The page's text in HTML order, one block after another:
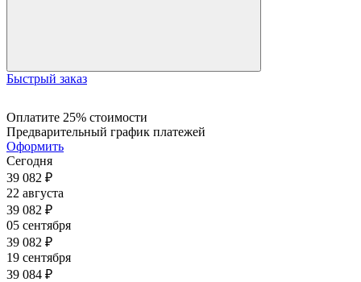
Быстрый заказ
Оплатите 25% стоимости
Предварительный график платежей
Оформить
Сегодня
39 082 ₽
22 августа
39 082 ₽
05 сентября
39 082 ₽
19 сентября
39 084 ₽